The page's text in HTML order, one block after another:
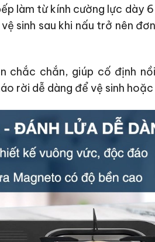
làm từ kính cường lực dày
sinh sau khi nấu trở nên
chắc chắn, giúp cố định
rời dễ dàng để vệ sinh